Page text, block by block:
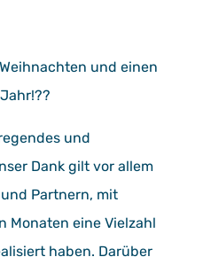
und einen
und
Dank gilt vor allem
Partnern, mit
Monaten eine Vielzahl
haben. Darüber